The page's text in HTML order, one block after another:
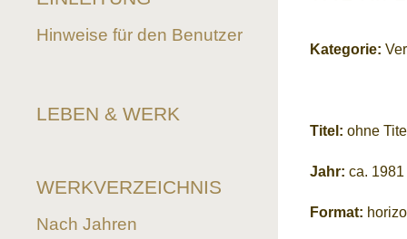
Hinweise für den Benutzer
LEBEN & WERK
WERKVERZEICHNIS
Nach Jahren
Kategorie:
Titel: ohne
Jahr: ca. 1981
Format: